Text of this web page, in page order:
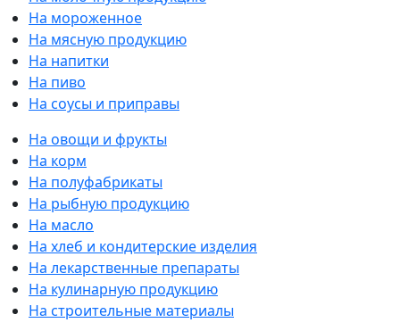
На мороженное
На мясную продукцию
На напитки
На пиво
На соусы и приправы
На овощи и фрукты
На корм
На полуфабрикаты
На рыбную продукцию
На масло
На хлеб и кондитерские изделия
На лекарственные препараты
На кулинарную продукцию
На строительные материалы